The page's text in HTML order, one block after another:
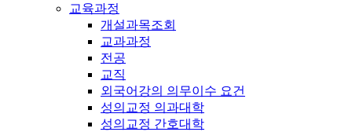
교육과정
개설과목조회
교과과정
전공
교직
외국어강의 의무이수 요건
성의교정 의과대학
성의교정 간호대학